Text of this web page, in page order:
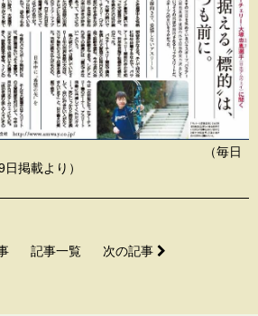
日
掲載より）
記事一覧 次の記事